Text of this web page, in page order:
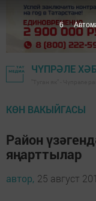
ЧҮПРӘЛЕ
КӨН ВАКЫЙГАСЫ
Район
яңарттылар
автор, 25 август
5